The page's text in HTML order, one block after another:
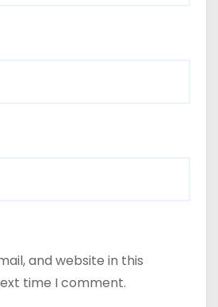
and website in this
time I comment.